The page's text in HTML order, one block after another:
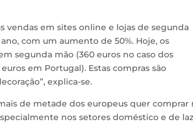
vendas em sites online e lojas de segunda
com um aumento de 50%. Hoje, os
segunda mão (360 euros no caso dos
em Portugal). Estas compras são
explica-se.
de metade dos europeus quer comprar
nos setores doméstico e de